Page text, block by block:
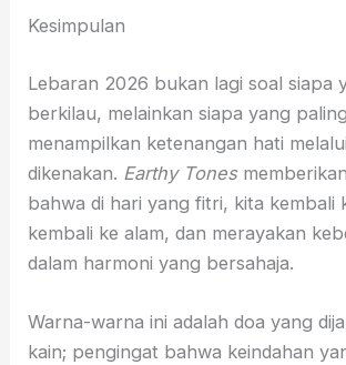
Kesimpulan
Lebaran 2026 bukan lagi soal siapa
berkilau, melainkan siapa yang
menampilkan ketenangan hati
dikenakan. Earthy Tones
bahwa di hari yang fitri, kita kembali
kembali ke alam, dan merayakan
dalam harmoni yang bersahaja.
Warna-warna ini adalah doa yang
kain; pengingat bahwa keindahan